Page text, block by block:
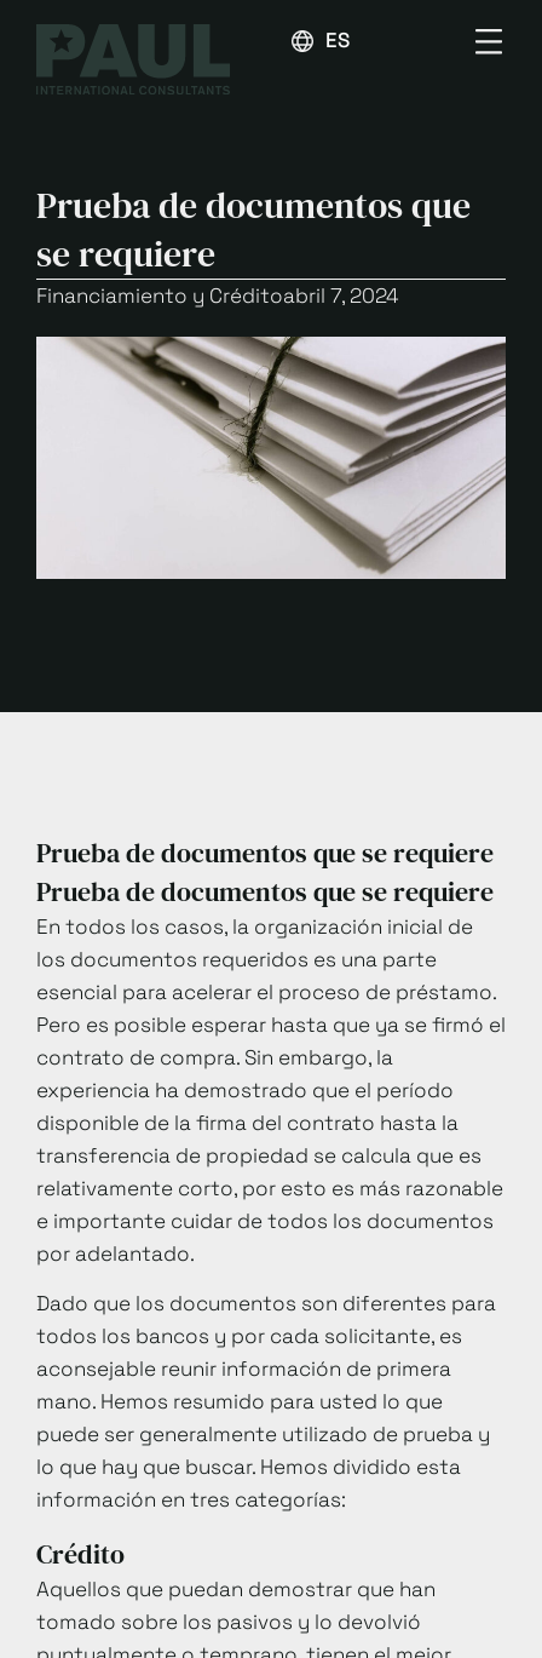
ESPAÑOL
Prueba de documentos que
se requiere
Financiamiento y Créditoabril 7, 2024
Prueba de documentos que se requiere
Prueba de documentos que se requiere
En todos los casos, la organización inicial de
los documentos requeridos es una parte
esencial para acelerar el proceso de préstamo.
Pero es posible esperar hasta que ya se firmó el
contrato de compra. Sin embargo, la
experiencia ha demostrado que el período
disponible de la firma del contrato hasta la
transferencia de propiedad se calcula que es
relativamente corto, por esto es más razonable
e importante cuidar de todos los documentos
por adelantado.
Dado que los documentos son diferentes para
todos los bancos y por cada solicitante, es
aconsejable reunir información de primera
mano. Hemos resumido para usted lo que
puede ser generalmente utilizado de prueba y
lo que hay que buscar. Hemos dividido esta
información en tres categorías:
Crédito
Aquellos que puedan demostrar que han
tomado sobre los pasivos y lo devolvió